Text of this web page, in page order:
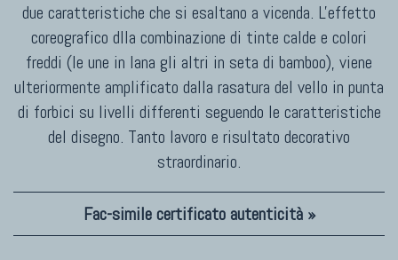
due caratteristiche che si esaltano a vicenda. L'effetto
coreografico dlla combinazione di tinte calde e colori
freddi (le une in lana gli altri in seta di bamboo), viene
ulteriormente amplificato dalla rasatura del vello in punta
di forbici su livelli differenti seguendo le caratteristiche
del disegno. Tanto lavoro e risultato decorativo
straordinario.
Fac-simile certificato autenticità »